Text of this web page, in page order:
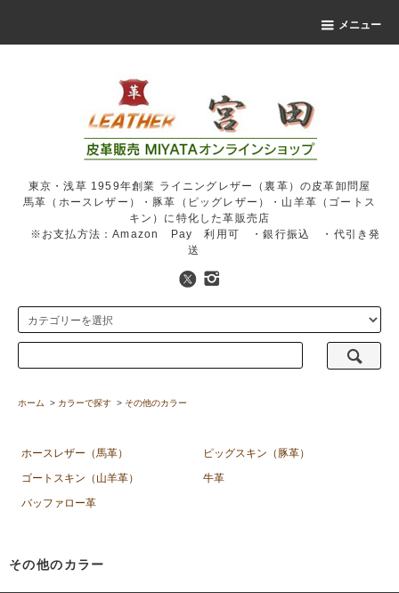
メニュー
東京・浅草 1959年創業 ライニングレザー（裏革）の皮革卸問屋
馬革（ホースレザー）・豚革（ピッグレザー）・山羊革（ゴートス
キン）に特化した革販売店
※お支払方法：Amazon Pay 利用可 ・銀行振込 ・代引き発
送
ホーム > カラーで探す > その他のカラー
ホースレザー（馬革）
ピッグスキン（豚革）
ゴートスキン（山羊革）
牛革
バッファロー革
その他のカラー